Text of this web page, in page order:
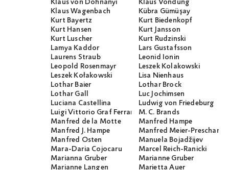
Klaus von Dohnanyi
Klaus Vondung
Klaus Wagenbach
Kübra Gümüşay
Kurt Bayertz
Kurt Biedenkopf
Kurt Hansen
Kurt Jansson
Kurt Luscher
Kurt Rudzinski
Lamya Kaddor
Lars Gustafsson
Laurens Straub
Leonid Ionin
Leopold Rosenmayr
Leszek Kolakowski
Leszek Kołakowski
Lisa Nienhaus
Lothar Baier
Lothar Brock
Lothar Gall
Luc Jochimsen
Luciana Castellina
Ludwig von Friedeburg
Luigi Vittorio Graf Ferraris
M. C. Brands
Manfred de la Motte
Manfred Hampe
Manfred J. Hampe
Manfred Meier-Preschany
Manfred Osten
Manuela Bojadžijev
Mara-Daria Cojocaru
Marcel Reich-Ranicki
Marianna Gruber
Marianne Gruber
Marianne Langen
Marietta Auer